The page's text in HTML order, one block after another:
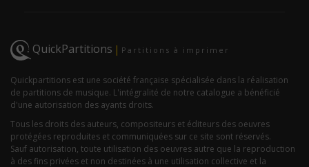
QuickPartitions | Partitions à imprimer
Quickpartitions est une société française spécialisée dans la réalisation
de partitions de musique. L'intégralité de notre catalogue a bénéficié
d'une autorisation des ayants droits.
Tous les droits des auteurs, compositeurs et éditeurs des oeuvres
protégées reproduites et communiquées sur ce site sont réservés.
Sauf autorisation, toute utilisation des oeuvres autre que la reproduction
à des fins privées et non destinées à une utilisation collective et la